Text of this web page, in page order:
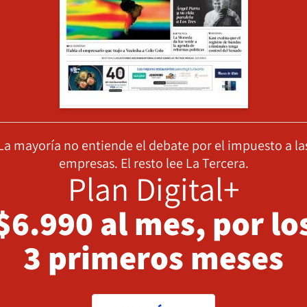
mayoría no entiende el debate por el impuesto a
empresas. El resto lee La Tercera.
Plan Digital+
al mes, por
3 primeros meses